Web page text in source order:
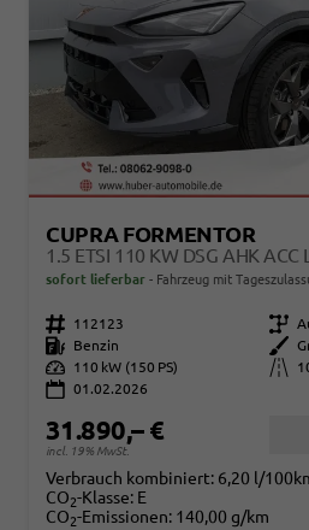
CUPRA FORMENTOR
1.5 ETSI 110 KW DSG AHK ACC
sofort lieferbar Fahrzeug mit
Fahrzeugnr. 112123 Getriebe
Kraftstoff
Benzin Außenfarbe
Leistung
110 kW (150 PS) Kilometerstand
01.02.2026
31.890,– €
incl. 19% MwSt.
Verbrauch kombiniert: 6,20 l/
CO2-Klasse: E
CO2-Emissionen: 140,00 g/km